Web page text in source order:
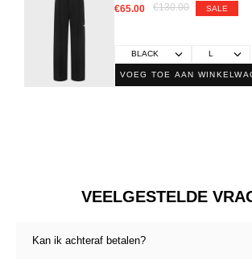
€65.00
€130.00 SALE
VOEG TOE AAN
VEELGESTELDE
Kan ik achteraf betalen?